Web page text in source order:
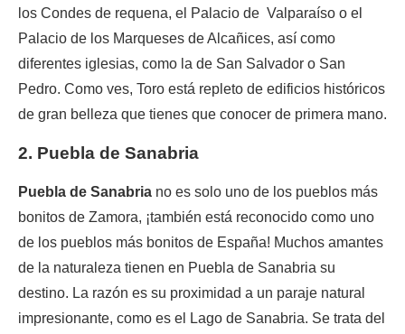
los Condes de requena, el Palacio de Valparaíso o el
Palacio de los Marqueses de Alcañices, así como
diferentes iglesias, como la de San Salvador o San
Pedro. Como ves, Toro está repleto de edificios históricos
de gran belleza que tienes que conocer de primera mano.
2. Puebla de Sanabria
Puebla de Sanabria no es solo uno de los pueblos más
bonitos de Zamora, ¡también está reconocido como uno
de los pueblos más bonitos de España! Muchos amantes
de la naturaleza tienen en Puebla de Sanabria su
destino. La razón es su proximidad a un paraje natural
impresionante, como es el Lago de Sanabria. Se trata del